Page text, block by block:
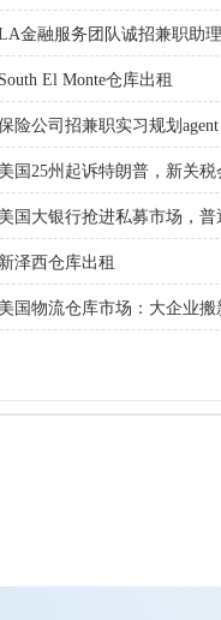
金融服务团队诚招兼职助
业
South El Monte仓库出租
险公司招兼职实习规划agent
美国25州起诉特朗普，新关税
美国大银行抢进私募市场，
会
新泽西仓库出租
美国物流仓库市场：大企业搬